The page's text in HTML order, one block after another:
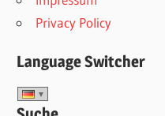
Privacy Policy
Language Switcher